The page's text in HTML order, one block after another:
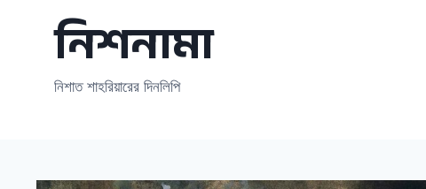
নিশনামা
নিশাত শাহরিয়ারের দিনলিপি